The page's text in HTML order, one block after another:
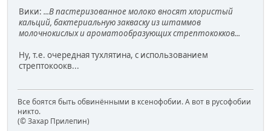
Вики: ...В пастеризованное молоко вносят хлористый
кальций, бактериальную закваску из штаммов
молочнокислых и ароматообразующих стрептококков...
Ну, т.е. очередная тухлятина, с использованием
стрептокоокв...
Все боятся быть обвинёнными в ксенофобии. А вот в русофобии
никто.
(© Захар Прилепин)